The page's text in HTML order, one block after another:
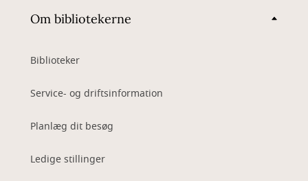
Om bibliotekerne
Biblioteker
Service- og driftsinformation
Planlæg dit besøg
Ledige stillinger